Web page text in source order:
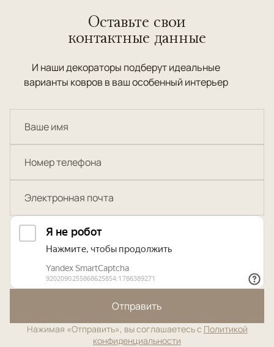
Оставьте свои
контактные данные
И наши декораторы подберут идеальные
варианты ковров в ваш особенный интерьер
Отправить
Нажимая «Отправить», вы соглашаетесь с Политикой
конфиденциальности